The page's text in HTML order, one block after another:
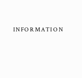
INFORMATION